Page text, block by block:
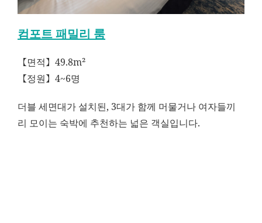
컴포트 패밀리 룸
【면적】49.8m²
【정원】4~6명
더블 세면대가 설치된, 3대가 함께 머물거나 여자들끼
리 모이는 숙박에 추천하는 넓은 객실입니다.